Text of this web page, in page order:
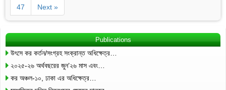
47 Next »
Publications
উৎসে কর কর্তন/সংগ্রহ সংক্রান্ত অধিক্ষেত্র…
২০২৫-২৬ অর্থবছরের জুন’২৬ মাস এবং…
কর অঞ্চল-১০, ঢাকা এর অধিক্ষেত্র…